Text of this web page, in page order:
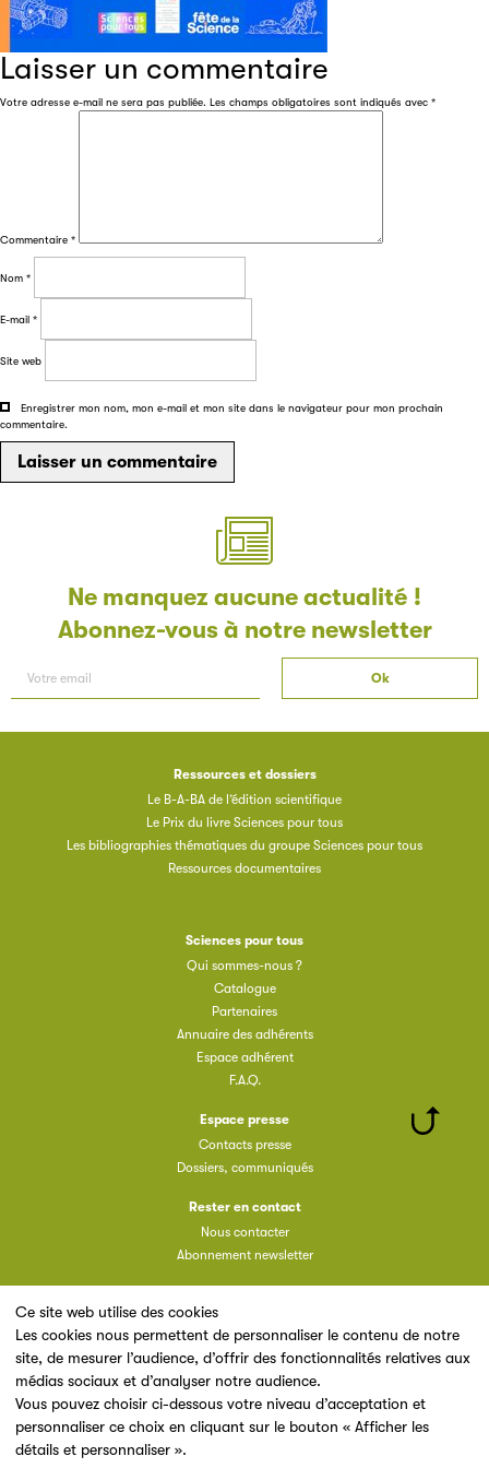
Ce site web utilise des cookies
Les cookies nous permettent de personnaliser le contenu de notre
site, de mesurer l’audience, d’offrir des fonctionnalités relatives aux
médias sociaux et d’analyser notre audience.
Vous pouvez choisir ci-dessous votre niveau d’acceptation et
personnaliser ce choix en cliquant sur le bouton « Afficher les
détails et personnaliser ».
Laisser un commentaire
Votre adresse e-mail ne sera pas publiée. Les champs obligatoires sont indiqués avec *
Commentaire *
Nom *
E-mail *
Site web
Enregistrer mon nom, mon e-mail et mon site dans le navigateur pour mon prochain
commentaire.
Ne manquez aucune actualité !
Abonnez-vous à notre newsletter
Ressources et dossiers
Le B-A-BA de l’édition scientifique
Le Prix du livre Sciences pour tous
Les bibliographies thématiques du groupe Sciences pour tous
Ressources documentaires
Sciences pour tous
Qui sommes-nous ?
Catalogue
Partenaires
Annuaire des adhérents
Espace adhérent
F.A.Q.
Espace presse
Contacts presse
Dossiers, communiqués
Rester en contact
Nous contacter
Abonnement newsletter
Un site du